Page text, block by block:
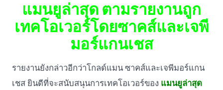
แมนยูล่าสุด ตามรายงานถูก
เทคโอเวอร์โดยซาคส์และเจพี
มอร์แกนเชส
รายงานยังกล่าวอีกว่าโกลด์แมน ซาคส์และเจพีมอร์แกน
เชส ยินดีที่จะสนับสนุนการเทคโอเวอร์ของ แมนยูล่าสุด